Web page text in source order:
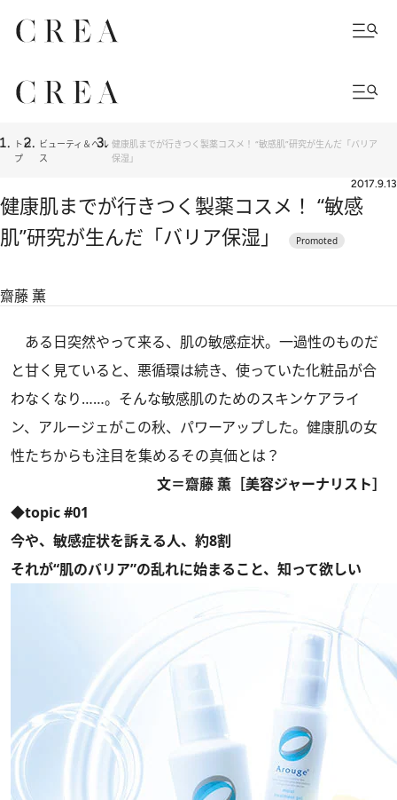
トッ
プ
ビューティ＆ヘル
ス
健康肌までが行きつく製薬コスメ！ “敏感肌”研究が生んだ「バリア
保湿」
2017.9.13
健康肌までが行きつく製薬コスメ！ “敏感
肌”研究が生んだ「バリア保湿」
齋藤 薫
ある日突然やって来る、肌の敏感症状。一過性のものだ
と甘く見ていると、悪循環は続き、使っていた化粧品が合
わなくなり……。そんな敏感肌のためのスキンケアライ
ン、アルージェがこの秋、パワーアップした。健康肌の女
性たちからも注目を集めるその真価とは？
文＝齋藤 薫［美容ジャーナリスト］
◆topic #01
今や、敏感症状を訴える人、約8割
それが“肌のバリア”の乱れに始まること、知って欲しい